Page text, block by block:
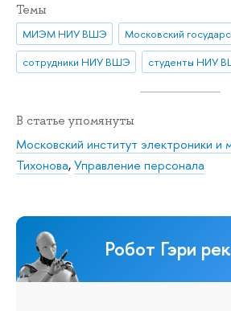
Темы
МИЭМ НИУ ВШЭ
сотрудники НИУ ВШЭ
студенты НИУ
В статье упомянуты
Московский институт электроники
Тихонова,Управление персонала
Робот Гэри